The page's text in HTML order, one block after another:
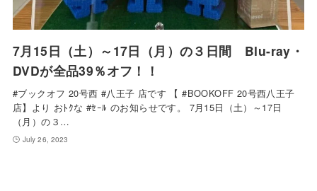
7月15日（土）～17日（月）の３日間 Blu-ray・
DVDが全品39％オフ！！
#ブックオフ 20号西 #八王子 店です 【 #BOOKOFF 20号西八王子
店】より おﾄｸな #ｾｰﾙ のお知らせです。 7月15日（土）～17日
（月）の３…
July 26, 2023